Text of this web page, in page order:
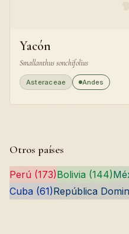
Yacón
Smallanthus sonchifolius
Asteraceae Andes
Otros países
Perú (173)Bolivia (144)
Cuba (61)República